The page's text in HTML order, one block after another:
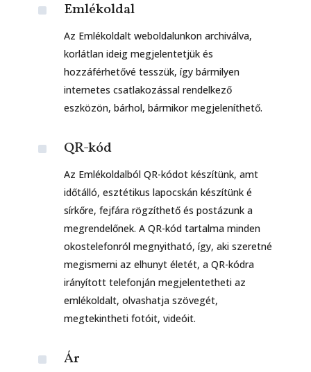
^ Emlékoldal
Az Emlékoldalt weboldalunkon archiválva,
korlátlan ideig megjelentetjük és
hozzáférhetővé tesszük, így bármilyen
internetes csatlakozással rendelkező
eszközön, bárhol, bármikor megjeleníthető.
^ QR-kód
Az Emlékoldalból QR-kódot készítünk, amt
időtálló, esztétikus lapocskán készítünk é
sírkőre, fejfára rögzíthető és postázunk a
megrendelőnek. A QR-kód tartalma minden
okostelefonról megnyitható, így, aki szeretné
megismerni az elhunyt életét, a QR-kódra
irányított telefonján megjelentetheti az
emlékoldalt, olvashatja szövegét,
megtekintheti fotóit, videóit.
^ Ár